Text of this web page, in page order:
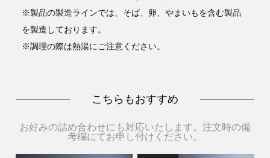
※製品の製造ラインでは、そば、卵、やまいもを含む製品
を製造しております。
※調理の際は熱湯にご注意ください。
こちらもおすすめ
お好みの詰め合わせにも対応いたします。注文時の備
考欄にてお申し付けください。